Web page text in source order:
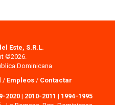
Este, S.R.L.
©2026.
Dominicana
/ Empleos / Contactar
2020| 2010-2011 | 1994-1995